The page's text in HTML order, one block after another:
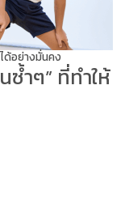
ด้อย่างมั่นคง
ำๆ” ที่ทำให้